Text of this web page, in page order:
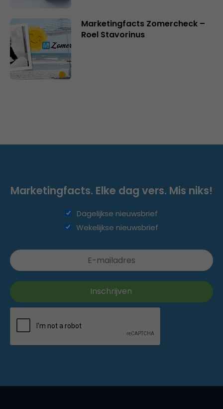
Marketingfacts Zomercheck –
Roel Stavorinus
Marketingfacts. Elke dag vers. Mis niks!
Dagelijkse nieuwsbrief
Wekelijkse nieuwsbrief